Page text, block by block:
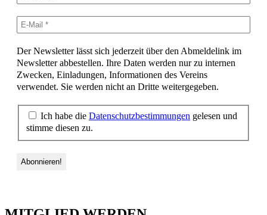
Der Newsletter lässt sich jederzeit über den Abmeldelink im
Newsletter abbestellen. Ihre Daten werden nur zu internen
Zwecken, Einladungen, Informationen des Vereins
verwendet. Sie werden nicht an Dritte weitergegeben.
Ich habe die Datenschutzbestimmungen gelesen und
stimme diesen zu.